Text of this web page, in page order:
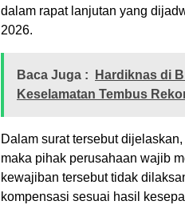
dalam rapat lanjutan yang
2026.
Baca Juga :
Hardiknas di
Keselamatan Tembus
Dalam surat tersebut
maka pihak perusahaan wajib
kewajiban tersebut tidak
kompensasi sesuai hasil